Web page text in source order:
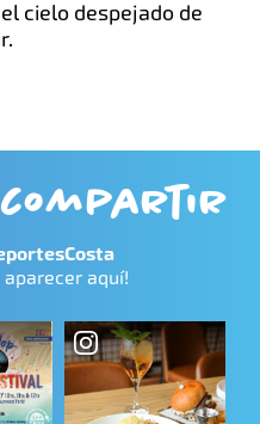
cielo despejado de
compartir
aquí!